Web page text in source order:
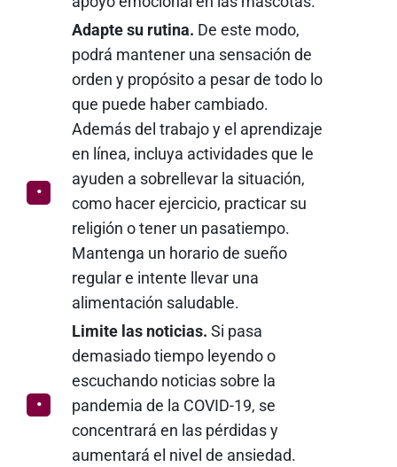
Adapte su rutina. De este modo,
podrá mantener una sensación de
orden y propósito a pesar de todo lo
que puede haber cambiado.
Además del trabajo y el aprendizaje
en línea, incluya actividades que le
ayuden a sobrellevar la situación,
como hacer ejercicio, practicar su
religión o tener un pasatiempo.
Mantenga un horario de sueño
regular e intente llevar una
alimentación saludable.
Limite las noticias. Si pasa
demasiado tiempo leyendo o
escuchando noticias sobre la
pandemia de la COVID-19, se
concentrará en las pérdidas y
aumentará el nivel de ansiedad.